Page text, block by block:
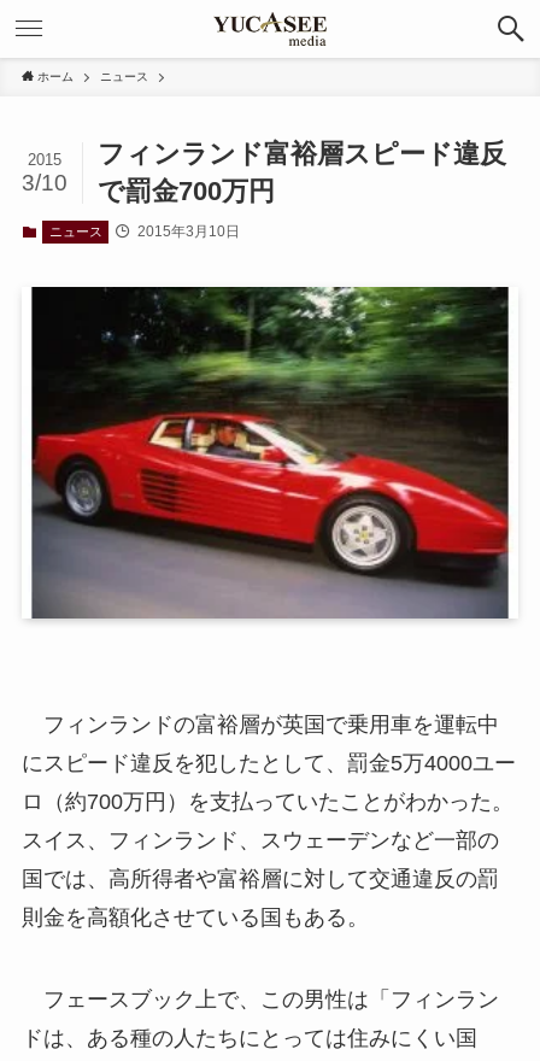
ホーム ニュース
フィンランド富裕層スピード違反
で罰金700万円
2015
3/10
ニュース 2015年3月10日
フィンランドの富裕層が英国で乗用車を運転中
にスピード違反を犯したとして、罰金5万4000ユー
ロ（約700万円）を支払っていたことがわかった。
スイス、フィンランド、スウェーデンなど一部の
国では、高所得者や富裕層に対して交通違反の罰
則金を高額化させている国もある。
フェースブック上で、この男性は「フィンラン
ドは、ある種の人たちにとっては住みにくい国